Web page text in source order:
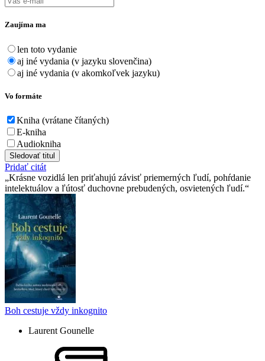
Zaujíma ma
len toto vydanie
aj iné vydania (v jazyku slovenčina)
aj iné vydania (v akomkoľvek jazyku)
Vo formáte
Kniha (vrátane čítaných)
E-kniha
Audiokniha
Sledovať titul
Pridať citát
Krásne vozidlá len priťahujú závisť priemerných ľudí, pohŕdanie
intelektuálov a ľútosť duchovne prebudených, osvietených ľudí.
Boh cestuje vždy inkognito
Laurent Gounelle